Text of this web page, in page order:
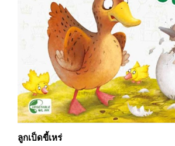
ลูกเป็ดขี้เหร่